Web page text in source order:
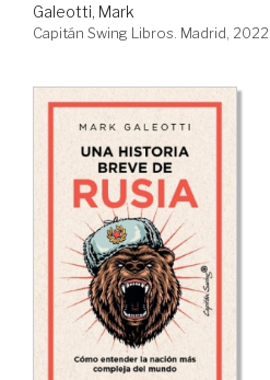
Galeotti, Mark
Capitán Swing Libros. Madrid, 2022